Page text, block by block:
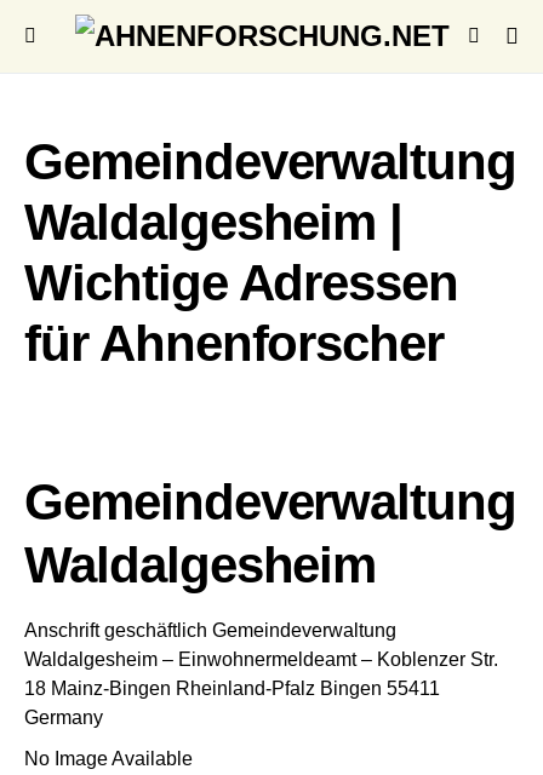
Gemeindeverwaltung
Waldalgesheim |
Wichtige Adressen
für Ahnenforscher
Gemeindeverwaltung
Waldalgesheim
Anschrift geschäftlich Gemeindeverwaltung
Waldalgesheim – Einwohnermeldeamt – Koblenzer Str.
18 Mainz-Bingen Rheinland-Pfalz Bingen 55411
Germany
No Image Available